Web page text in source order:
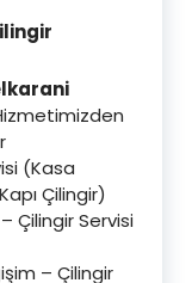
(Kasa
Çilingir)
Çilingir Servisi
– Çilingir